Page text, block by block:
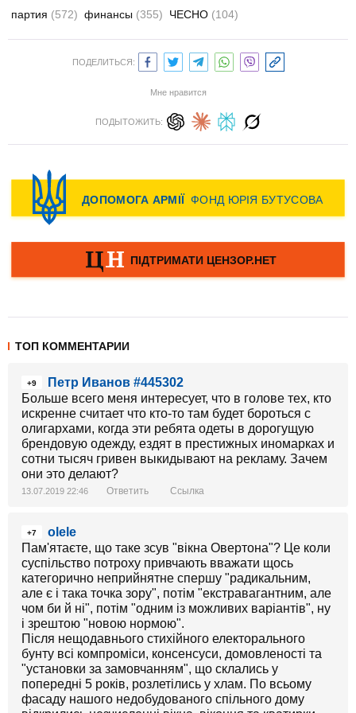
партия (572) финансы (355) ЧЕСНО (104)
ПОДЕЛИТЬСЯ:
Мне нравится
ПОДЫТОЖИТЬ:
ТОП КОММЕНТАРИИ
+9
Петр Иванов #445302
Больше всего меня интересует, что в голове тех, кто
искренне считает что кто-то там будет бороться с
олигархами, когда эти ребята одеты в дорогущую
брендовую одежду, ездят в престижных иномарках и
сотни тысяч гривен выкидывают на рекламу. Зачем
они это делают?
13.07.2019 22:46 Ответить Ссылка
+7
olele
Пам'ятаєте, що таке зсув "вікна Овертона"? Це коли
суспільство потроху привчають вважати щось
категорично неприйнятне спершу "радикальним,
але є і така точка зору", потім "екстравагантним, але
чом би й ні", потім "одним із можливих варіантів", ну
і зрештою "новою нормою".
Після нещодавнього стихійного електорального
бунту всі компроміси, консенсуси, домовленості та
"установки за замовчанням", що склались у
попередні 5 років, розлетілись у хлам. По всьому
фасаду нашого недобудованого спільного дому